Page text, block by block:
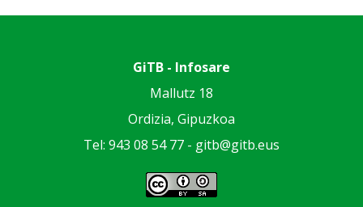
GiTB - Infosare
Mallutz 18
Ordizia, Gipuzkoa
Tel: 943 08 54 77 - gitb@gitb.eus